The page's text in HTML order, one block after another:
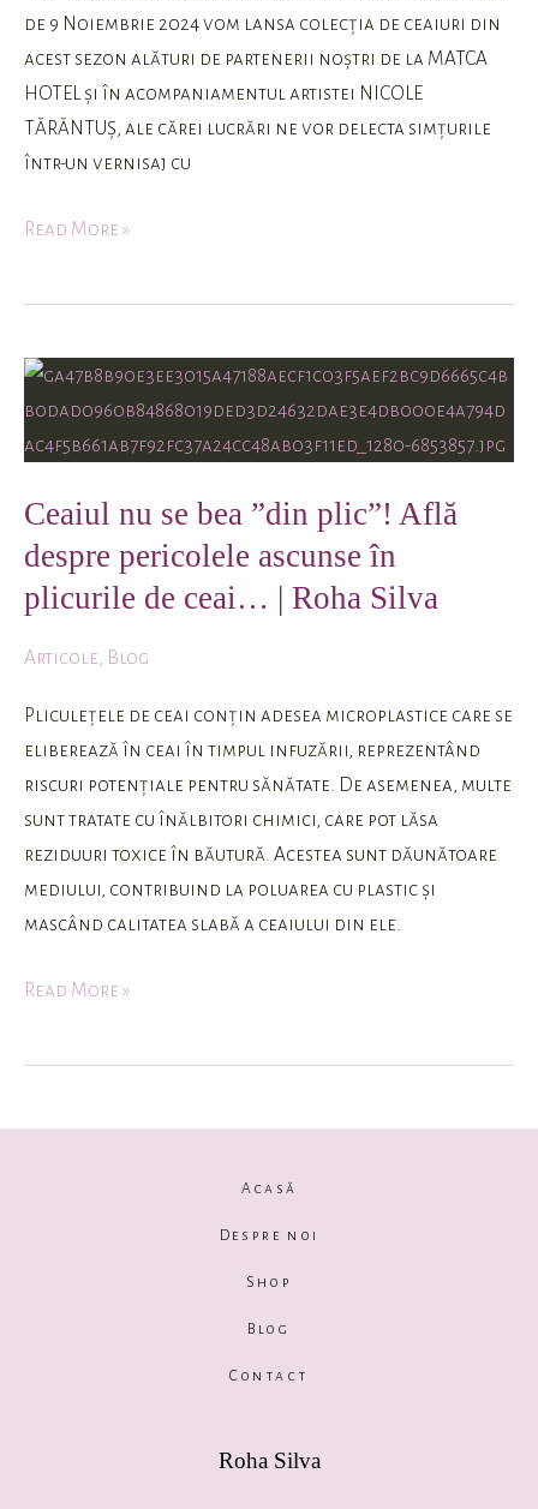
de 9 Noiembrie 2024 vom lansa colecția de ceaiuri din
acest sezon alături de partenerii noștri de la MATCA
HOTEL și în acompaniamentul artistei NICOLE
TĂRĂNTUȘ, ale cărei lucrări ne vor delecta simțurile
într-un vernisaj cu
Read More »
Ceaiul nu se bea ”din plic”! Află
despre pericolele ascunse în
plicurile de ceai… | Roha Silva
Articole Blog
Pliculețele de ceai conțin adesea microplastice care se
eliberează în ceai în timpul infuzării, reprezentând
riscuri potențiale pentru sănătate. De asemenea, multe
sunt tratate cu înălbitori chimici, care pot lăsa
reziduuri toxice în băutură. Acestea sunt dăunătoare
mediului, contribuind la poluarea cu plastic și
mascând calitatea slabă a ceaiului din ele.
Ceaiul
nu
se
”din
plic”!
Află
despre
pericolele
în
plicurile
de
ceai…
|
Roha
Silva
Read More »
Acasă
Despre noi
Shop
Blog
Contact
Roha Silva